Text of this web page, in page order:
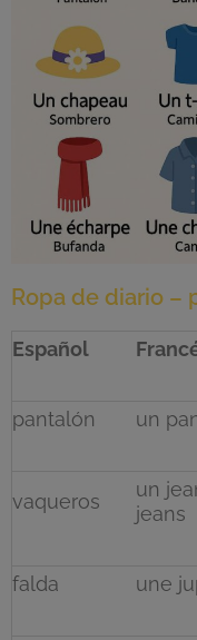
Ropa de diario –
Español
pantalón un
vaqueros
un
jeans
falda une